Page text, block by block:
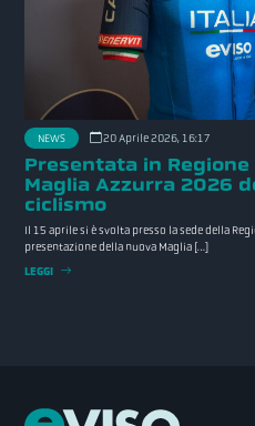
NEWS 20 Aprile 2026, 16:17
Presentata in
Maglia Azzurra 2026
ciclismo
Il 15 aprile si è svolta presso la sede della
presentazione della nuova Maglia […]
LEGGI